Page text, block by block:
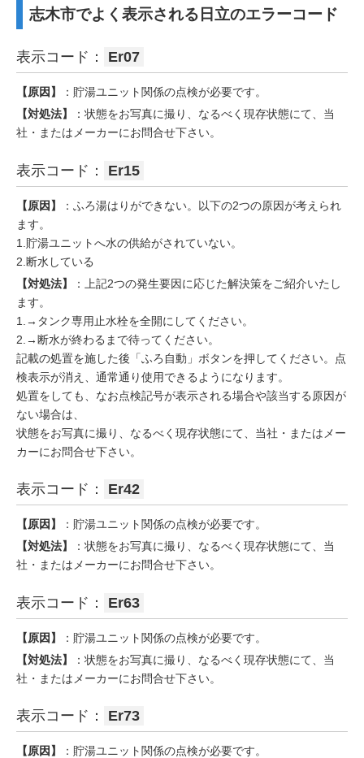
志木市でよく表示される日立のエラーコード
表示コード： Er07
【原因】
：貯湯ユニット関係の点検が必要です。
【対処法】
：状態をお写真に撮り、なるべく現存状態にて、当
社・またはメーカーにお問合せ下さい。
表示コード： Er15
【原因】
：ふろ湯はりができない。以下の2つの原因が考えられ
ます。
1.貯湯ユニットへ水の供給がされていない。
2.断水している
【対処法】
：上記2つの発生要因に応じた解決策をご紹介いたし
ます。
1.→タンク専用止水栓を全開にしてください。
2.→断水が終わるまで待ってください。
記載の処置を施した後「ふろ自動」ボタンを押してください。点
検表示が消え、通常通り使用できるようになります。
処置をしても、なお点検記号が表示される場合や該当する原因が
ない場合は、
状態をお写真に撮り、なるべく現存状態にて、当社・またはメー
カーにお問合せ下さい。
表示コード： Er42
【原因】
：貯湯ユニット関係の点検が必要です。
【対処法】
：状態をお写真に撮り、なるべく現存状態にて、当
社・またはメーカーにお問合せ下さい。
表示コード： Er63
【原因】
：貯湯ユニット関係の点検が必要です。
【対処法】
：状態をお写真に撮り、なるべく現存状態にて、当
社・またはメーカーにお問合せ下さい。
表示コード： Er73
【原因】
：貯湯ユニット関係の点検が必要です。